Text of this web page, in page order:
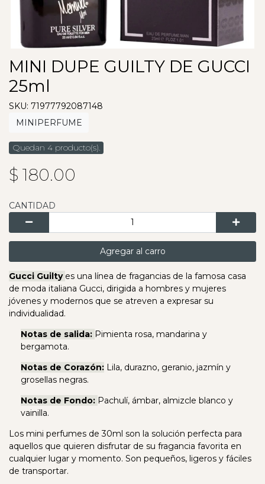
MINI DUPE GUILTY DE GUCCI
25ml
SKU: 71977792087148
MINIPERFUME
Quedan 4 producto(s).
$ 180.00
CANTIDAD
Agregar al carro
Gucci Guilty es una línea de fragancias de la famosa casa
de moda italiana Gucci, dirigida a hombres y mujeres
jóvenes y modernos que se atreven a expresar su
individualidad.
Notas de salida: Pimienta rosa, mandarina y
bergamota.
Notas de Corazón: Lila, durazno, geranio, jazmín y
grosellas negras.
Notas de Fondo: Pachulí, ámbar, almizcle blanco y
vainilla.
Los mini perfumes de 30ml son la solución perfecta para
aquellos que quieren disfrutar de su fragancia favorita en
cualquier lugar y momento. Son pequeños, ligeros y fáciles
de transportar.